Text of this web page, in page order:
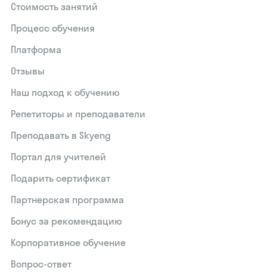
Стоимость занятий
Процесс обучения
Платформа
Отзывы
Наш подход к обучению
Репетиторы и преподаватели
Преподавать в Skyeng
Портал для учителей
Подарить сертификат
Партнерская программа
Бонус за рекомендацию
Корпоративное обучение
Вопрос-ответ